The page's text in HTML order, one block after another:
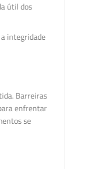
útil dos
integridade
Barreiras
enfrentar
se